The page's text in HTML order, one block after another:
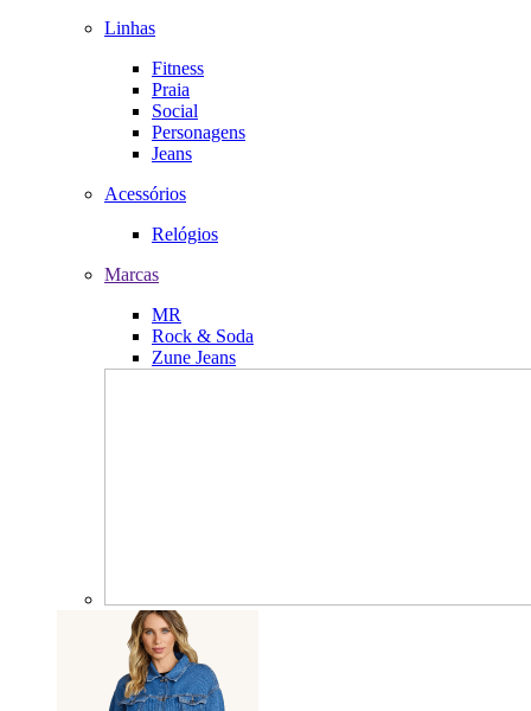
Linhas
Fitness
Praia
Social
Personagens
Jeans
Acessórios
Relógios
Marcas
MR
Rock & Soda
Zune Jeans